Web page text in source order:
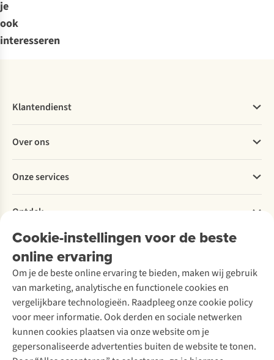
je
ook
interesseren
Cookie-instellingen voor de beste
online ervaring
Om je de beste online ervaring te bieden, maken wij gebruik
van marketing, analytische en functionele cookies en
vergelijkbare technologieën. Raadpleeg onze cookie policy
voor meer informatie. Ook derden en sociale netwerken
kunnen cookies plaatsen via onze website om je
gepersonaliseerde advertenties buiten de website te tonen.
Klantendienst
Bestellen
Betalen
Levering
Retourneren
Bestelling herroepen
Garantie
Contact
Over ons
Explore More
Verantwoord ondernemen
Over Ayacucho
Onze winkels
Over A.S.Adventure
Toegankelijkheidsverklaring
Onze services
Ski-onderhoud
Wasservice
Schoenonderhoud
Schoenherstelling
Kledingherstelling
Retouches
Voor bedrijven
Ontdek
A.S.Magazine
Podcast
Explore Academy
Explore Camp
Gear Check
Inspiratie & advies
Meld je aan voor de nieuwsbrief
Follow us